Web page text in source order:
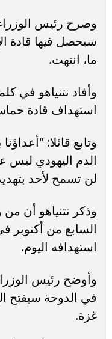
وصرح رئيس الوزراء
سيحصل فيها قادة
ما، انتهت.
وأفاد نتنياهو في
استهداف قادة
وتابع قائلا:
الدم اليهودي ليس
لن تسمح لأحد
وذكر نتنياهو أن
السابع من أكتوبر
استهدافه اليوم.
وأوضح رئيس
في الدوحة سيفتح
غزة.